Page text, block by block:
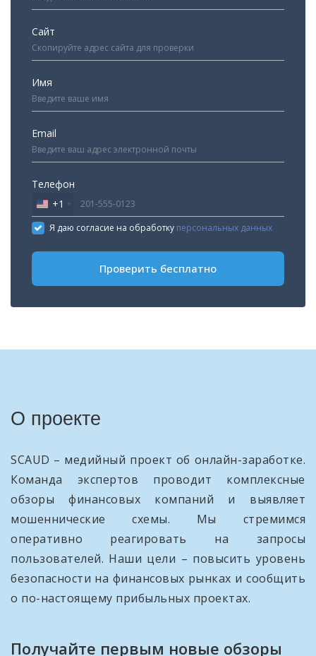
Сайт
Имя
Email
Телефон
United
States
+1
+1
Я даю согласие на обработку персональных данных
Проверить бесплатно
О проекте
SCAUD – медийный проект об онлайн-заработке.
Команда экспертов проводит комплексные
обзоры финансовых компаний и выявляет
мошеннические схемы. Мы стремимся
оперативно реагировать на запросы
пользователей. Наши цели – повысить уровень
безопасности на финансовых рынках и сообщить
о по-настоящему прибыльных проектах.
Получайте первым новые обзоры